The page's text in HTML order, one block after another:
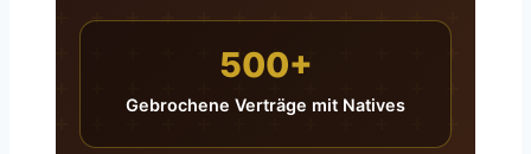
500+
Gebrochene Verträge mit Natives